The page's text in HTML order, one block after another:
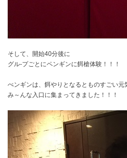
そして、開始40分後に
グル-プごとにペンギンに餌槍体験！！！
ぺンギンは、餌やりとなるとものすごい元
み～んな入口に集まってきました！！！